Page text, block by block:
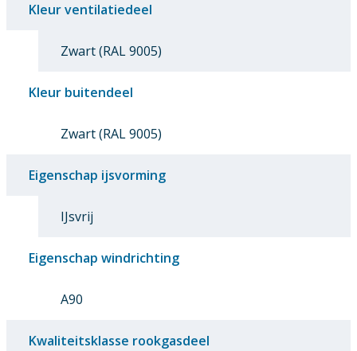
Kleur ventilatiedeel
Zwart (RAL 9005)
Kleur buitendeel
Zwart (RAL 9005)
Eigenschap ijsvorming
IJsvrij
Eigenschap windrichting
A90
Kwaliteitsklasse rookgasdeel